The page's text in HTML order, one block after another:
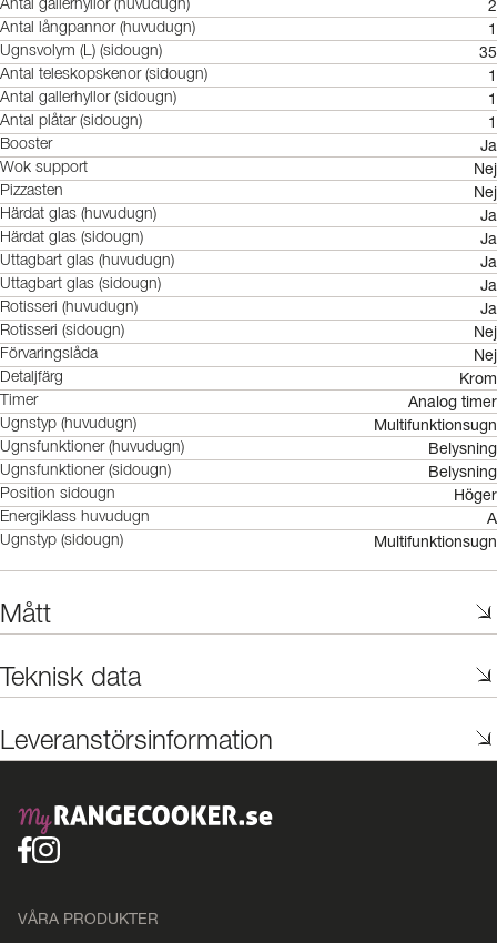
Antal gallerhyllor (huvudugn) 2
Antal långpannor (huvudugn) 1
Ugnsvolym (L) (sidougn) 35
Antal teleskopskenor (sidougn) 1
Antal gallerhyllor (sidougn) 1
Antal plåtar (sidougn) 1
Booster Ja
Wok support Nej
Pizzasten Nej
Härdat glas (huvudugn) Ja
Härdat glas (sidougn) Ja
Uttagbart glas (huvudugn) Ja
Uttagbart glas (sidougn) Ja
Rotisseri (huvudugn) Ja
Rotisseri (sidougn) Nej
Förvaringslåda Nej
Detaljfärg Krom
Timer Analog timer
Ugnstyp (huvudugn) Multifunktionsugn
Ugnsfunktioner (huvudugn) Belysning
Ugnsfunktioner (sidougn) Belysning
Position sidougn Höger
Energiklass huvudugn A
Ugnstyp (sidougn) Multifunktionsugn
Mått
Teknisk data
Leveranstörsinformation
VÅRA PRODUKTER